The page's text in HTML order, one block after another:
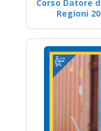
Corso Datore
Regioni